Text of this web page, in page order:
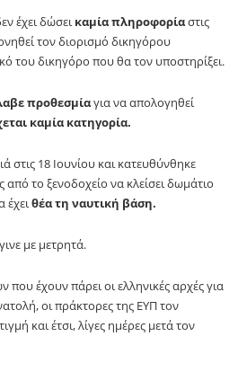
έχει δώσεικαμία πληροφορίαστις
τον διορισμό δικηγόρου
του δικηγόρο που θα τον υποστηρίξει.
προθεσμίαγια να απολογηθεί
καμία κατηγορία.
στις 18 Ιουνίου και κατευθύνθηκε
το ξενοδοχείο να κλείσει δωμάτιο
έχειθέα τη ναυτική βάση.
με μετρητά.
έχουν πάρει οι ελληνικές αρχές για
οι πράκτορες της ΕΥΠ τον
και έτσι, λίγες ημέρες μετά τον